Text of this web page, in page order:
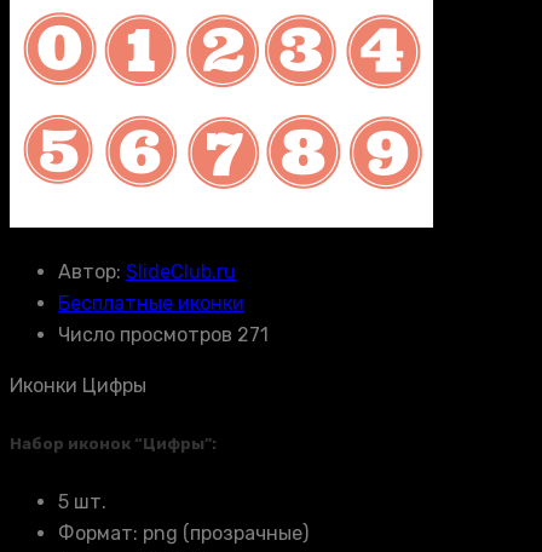
Автор: SlideClub.ru
Бесплатные иконки
Число просмотров 271
Иконки Цифры
Набор иконок “Цифры”:
5 шт.
Формат: png (прозрачные)